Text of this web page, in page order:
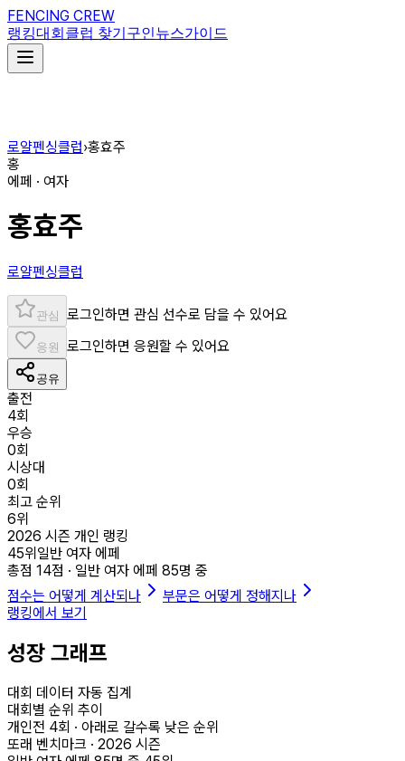
FENCING CREW
랭킹대회 클럽 찾기 구인뉴스가이드
로얄펜싱클럽›홍효주
홍
에페 · 여자
홍효주
로얄펜싱클럽
관심 로그인하면 관심 선수로 담을 수 있어요
응원 로그인하면 응원할 수 있어요
공유
출전
4회
우승
0회
시상대
0회
최고 순위
6위
2026 시즌 개인 랭킹
45위일반 여자 에페
총점 14점 · 일반 여자 에페 85명 중
점수는 어떻게 계산되나
부문은 어떻게 정해지나
랭킹에서 보기
성장 그래프
대회 데이터 자동 집계
대회별 순위 추이
개인전 4회 · 아래로 갈수록 낮은 순위
또래 벤치마크 · 2026 시즌